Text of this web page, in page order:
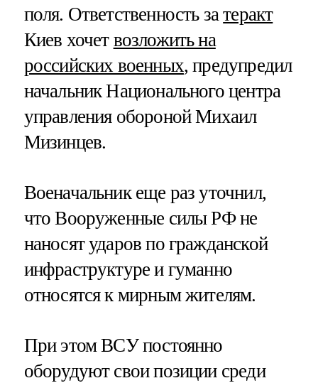
поля. Ответственность затеракт
Киев хочет возложить на
российских военных, предупредил
начальник Национального центра
управления обороной Михаил
Мизинцев.
Военачальник еще раз уточнил,
что Вооруженные силы РФ не
наносят ударов по гражданской
инфраструктуре и гуманно
относятся к мирным жителям.
При этом ВСУ постоянно
оборудуют свои позиции среди